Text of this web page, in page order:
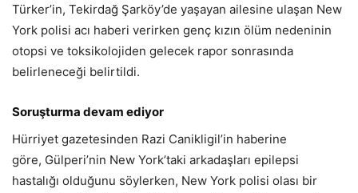
Türker’in, Tekirdağ Şarköy’de yaşayan ailesine ulaşan New
York polisi acı haberi verirken genç kızın ölüm nedeninin
otopsi ve toksikolojiden gelecek rapor sonrasında
belirleneceği belirtildi.
Soruşturma devam ediyor
Hürriyet gazetesinden Razi Canikligil’in haberine
göre, Gülperi’nin New York’taki arkadaşları epilepsi
hastalığı olduğunu söylerken, New York polisi olası bir